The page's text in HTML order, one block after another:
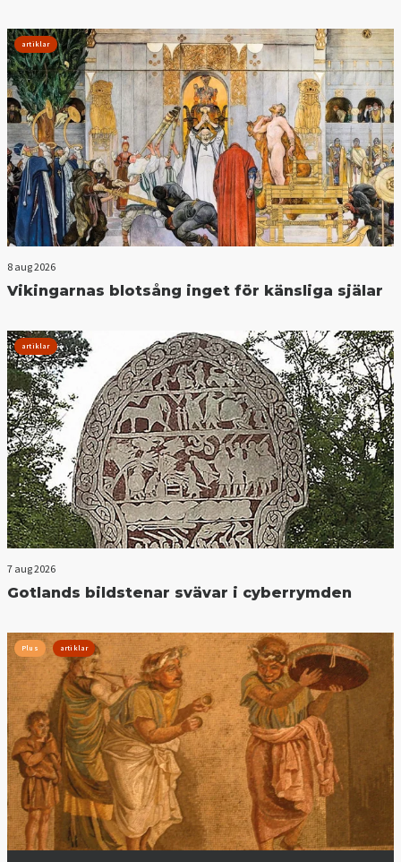
artiklar
8 aug 2026
Vikingarnas blotsång inget för känsliga själar
artiklar
7 aug 2026
Gotlands bildstenar svävar i cyberrymden
Plus artiklar